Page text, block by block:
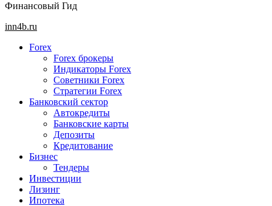
Финансовый Гид
Основное
inn4b.ru
Forex
Forex брокеры
Индикаторы Forex
Советники Forex
Стратегии Forex
Банковский сектор
Автокредиты
Банковские карты
Депозиты
Кредитование
Бизнес
Тендеры
Инвестиции
Лизинг
Ипотека